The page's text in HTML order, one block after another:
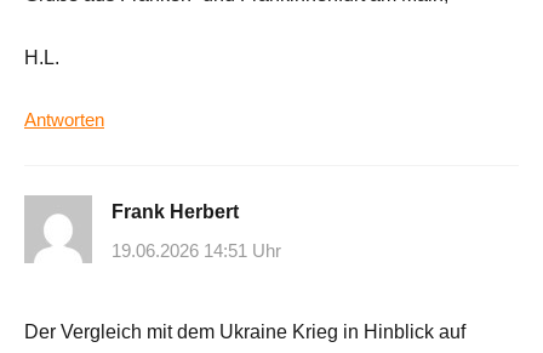
H.L.
Antworten
Frank Herbert
19.06.2026 14:51 Uhr
Der Vergleich mit dem Ukraine Krieg in Hinblick auf